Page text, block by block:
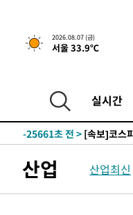
2026.08.07 (금)
서울 33.9℃
실시간
-26275초 전 >[속보]경찰·
-26156초 전 >[속보]합수
-25707초 전 >
[속보]삼
-25693초 전 >
-25661초 전 > [속보]코스
태
-22124초 전 >
입추에도
-17088초 전 >이란, 호르
산업 산업최신